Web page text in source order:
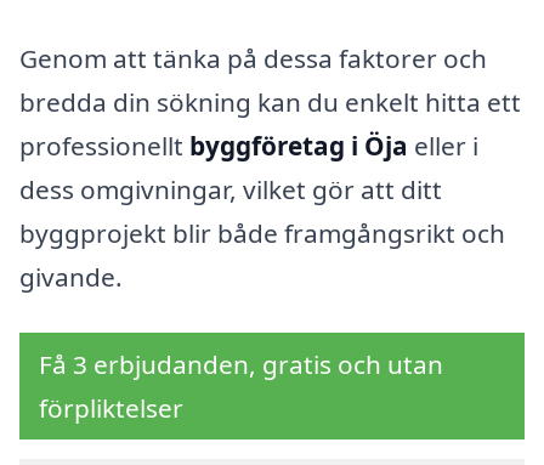
Genom att tänka på dessa faktorer och
bredda din sökning kan du enkelt hitta ett
professionellt byggföretag i Öja eller i
dess omgivningar, vilket gör att ditt
byggprojekt blir både framgångsrikt och
givande.
Få 3 erbjudanden, gratis och utan
förpliktelser